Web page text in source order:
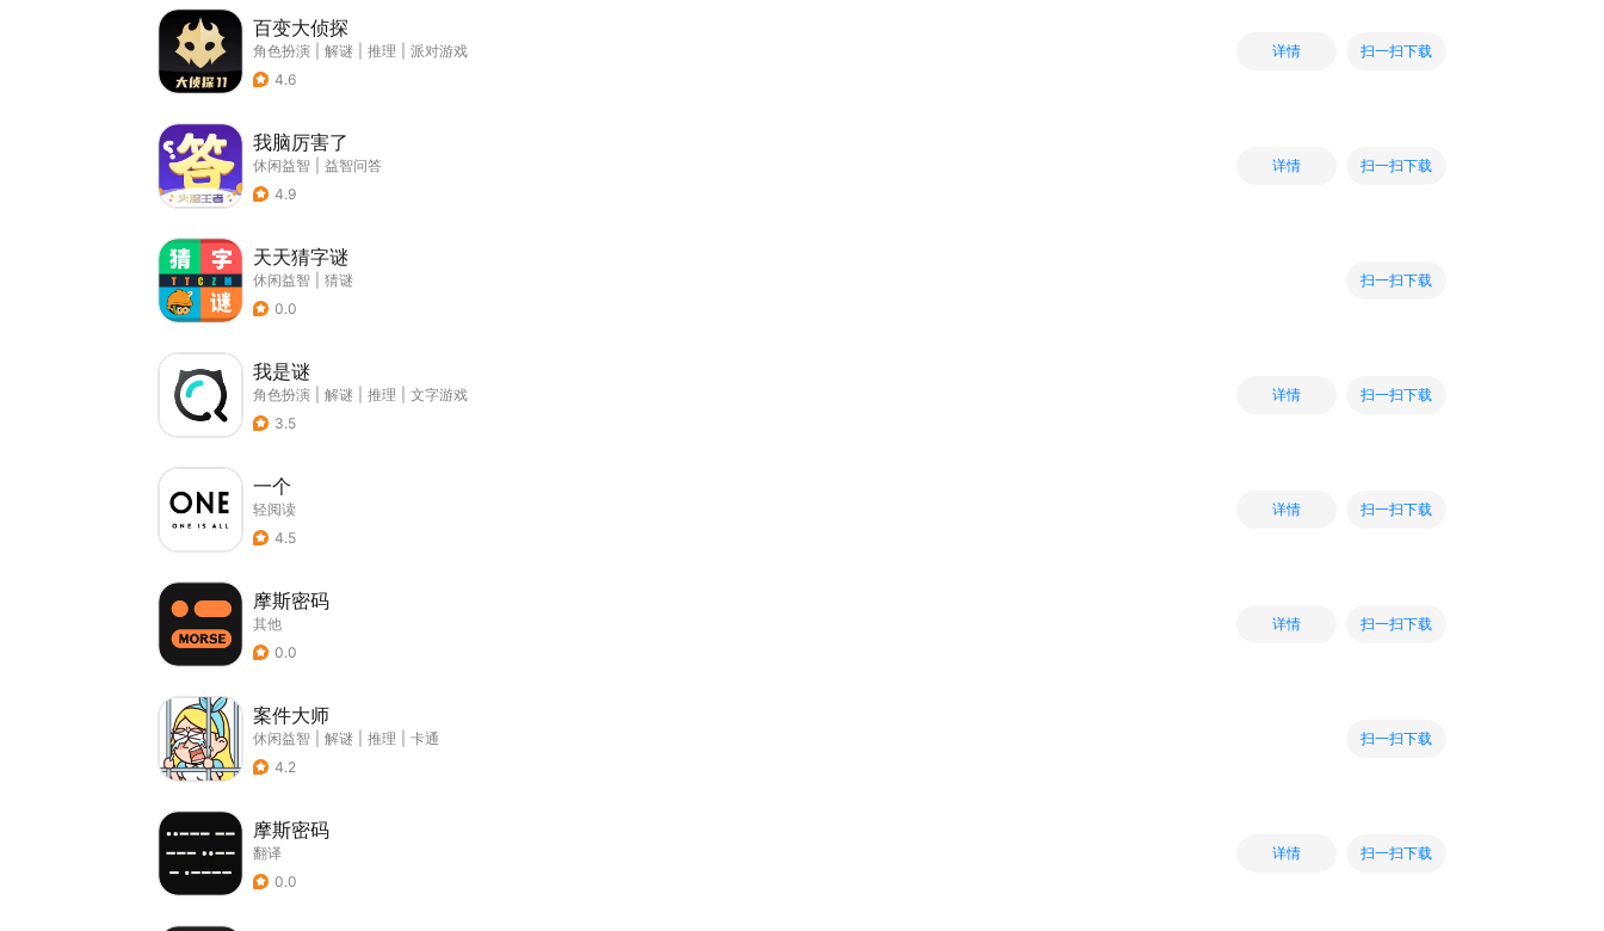
百变大侦探
角色扮演 解谜 推理
派对游戏
4.6
详情 扫一扫下载
我脑厉害了
休闲益智
益智问答
4.9
详情 扫一扫下载
天天猜字谜
休闲益智
猜谜
0.0
扫一扫下载
我是谜
角色扮演 解谜 推理
文字游戏
3.5
详情 扫一扫下载
一个
轻阅读
4.5
详情 扫一扫下载
摩斯密码
其他
0.0
详情 扫一扫下载
案件大师
休闲益智 解谜 推理
卡通
4.2
扫一扫下载
摩斯密码
翻译
0.0
详情 扫一扫下载